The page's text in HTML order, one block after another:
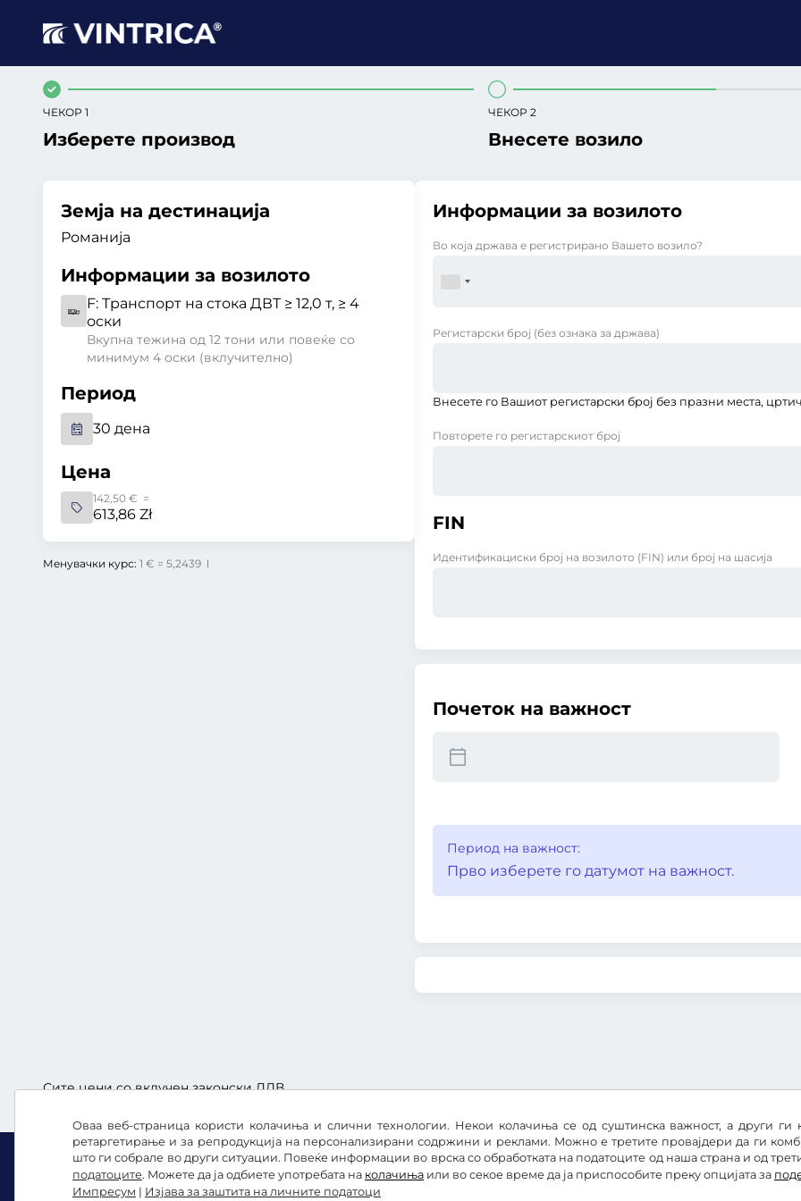
Оваа веб-страница користи колачиња и слични технологии. Некои колачиња се од суштинска важност, а други
ретаргетирање и за репродукција на персонализирани содржини и реклами. Можно е третите провајдери да ги
што ги собрале во други ситуации. Повеќе информации во врска со обработката на податоците од наша страна и од
податоците. Можете да ја одбиете употребата на колачиња или во секое време да ја приспособите преку опцијата за
Импресум | Изјава за заштита на личните податоци
ЧЕКОР 1
Изберете производ
ЧЕКОР 2
Внесете возило
Земја на дестинација
Романија
Информации за возилото
F: Транспорт на стока ДВТ ≥ 12,0 т, ≥ 4
оски
Вкупна тежина од 12 тони или повеќе со
минимум 4 оски (вклучително)
Период
30 дена
Цена
142,50 € =
613,86 Zł
Менувачки курс: 1 € = 5,2439 l
Информации за возилото
Во која држава е регистрирано Вашето возило?
Регистарски број (без ознака за држава)
Внесете го Вашиот регистарски број без празни места,
Повторете го регистарскиот број
FIN
Идентификациски број на возилото (FIN) или број на шасија
Почеток на важност
Период на важност:
Прво изберете го датумот на важност.
Сите цени со вклучен законски ДДВ.